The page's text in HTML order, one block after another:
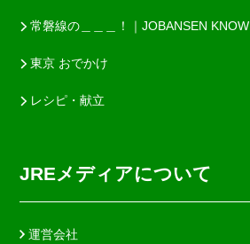
常磐線の＿＿＿！｜JOBANSEN KNOW
東京 おでかけ
レシピ・献立
JREメディアについて
運営会社